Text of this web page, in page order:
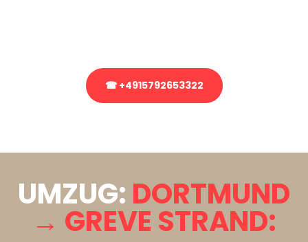
☎ +4915792653322
UMZUG: DORTMUND
→ GREVE STRAND: